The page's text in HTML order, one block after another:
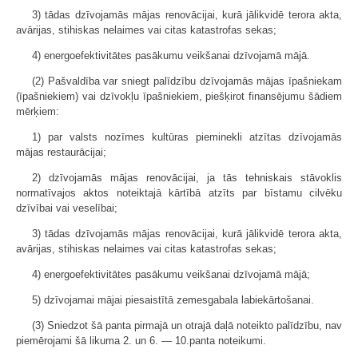
3) tādas dzīvojamās mājas renovācijai, kurā jālikvidē terora akta,
avārijas, stihiskas nelaimes vai citas katastrofas sekas;
4) energoefektivitātes pasākumu veikšanai dzīvojamā mājā.
(2) Pašvaldība var sniegt palīdzību dzīvojamās mājas īpašniekam
(īpašniekiem) vai dzīvokļu īpašniekiem, piešķirot finansējumu šādiem
mērķiem:
1) par valsts nozīmes kultūras pieminekli atzītas dzīvojamās
mājas restaurācijai;
2) dzīvojamās mājas renovācijai, ja tās tehniskais stāvoklis
normatīvajos aktos noteiktajā kārtībā atzīts par bīstamu cilvēku
dzīvībai vai veselībai;
3) tādas dzīvojamās mājas renovācijai, kurā jālikvidē terora akta,
avārijas, stihiskas nelaimes vai citas katastrofas sekas;
4) energoefektivitātes pasākumu veikšanai dzīvojamā mājā;
5) dzīvojamai mājai piesaistītā zemesgabala labiekārtošanai.
(3) Sniedzot šā panta pirmajā un otrajā daļā noteikto palīdzību, nav
piemērojami šā likuma 2. un 6. — 10.panta noteikumi.